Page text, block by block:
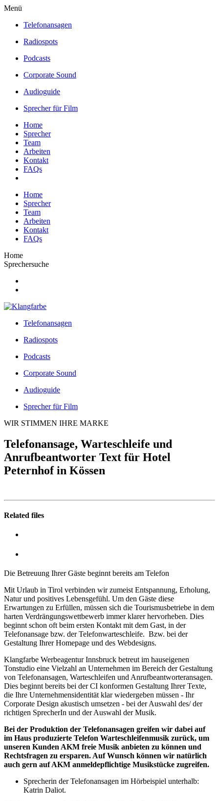
Menü
Telefonansagen
Radiospots
Podcasts
Corporate Sound
Audioguide
Sprecher für Film
Home
Sprecher
Team
Arbeiten
Kontakt
FAQs
Home
Sprecher
Team
Arbeiten
Kontakt
FAQs
Home
Sprechersuche
Telefonansagen
Radiospots
Podcasts
Corporate Sound
Audioguide
Sprecher für Film
WIR STIMMEN IHRE MARKE
Telefonansage, Warteschleife und
Anrufbeantworter Text für Hotel
Peternhof in Kössen
Related files
Die Betreuung Ihrer Gäste beginnt bereits am Telefon
Mit Urlaub in Tirol verbinden wir zumeist Entspannung, Erholung,
Natur und positives Lebensgefühl. Um den Gäste diese
Erwartungen zu Erfüllen, müssen sich die Tourismusbetriebe in dem
harten Verdrängungswettbewerb immer klarer hervorheben. Dies
beginnt schon oft beim ersten Kontakt mit dem Gast, in der
Telefonansage bzw. der Telefonwarteschleife. Bzw. bei der
Gestaltung Ihrer Homepage und des Webdesigns.
Klangfarbe Werbeagentur Innsbruck betreut im hauseigenen
Tonstudio eine Vielzahl an Unternehmen im Bereich der Gestaltung
von Telefonansagen, Warteschleifen und Anrufbeantworteransagen.
Dies beginnt bereits bei der CI konformen Gestaltung Ihrer Texte,
die Ihre Unternehmensidentität klar wiedergeben müssen - Ihr
Corporate Design akustisch umsetzen - bei der Auswahl des/ der
richtigen SprecherIn und der Auswahl der Musik.
Bei der Produktion der Telefonansagen greifen wir dabei auf
im Haus produzierte Telefon Warteschleifenmusik zurück, um
unseren Kunden AKM freie Musik anbieten zu können und
Rechtsfragen zu ersparen. Auf Wunsch können wir natürlich
auch gern auf AKM anmeldepflichtige Musikstücke zugreifen.
Sprecherin der Telefonansagen im Hörbeispiel unterhalb:
Katrin Daliot.